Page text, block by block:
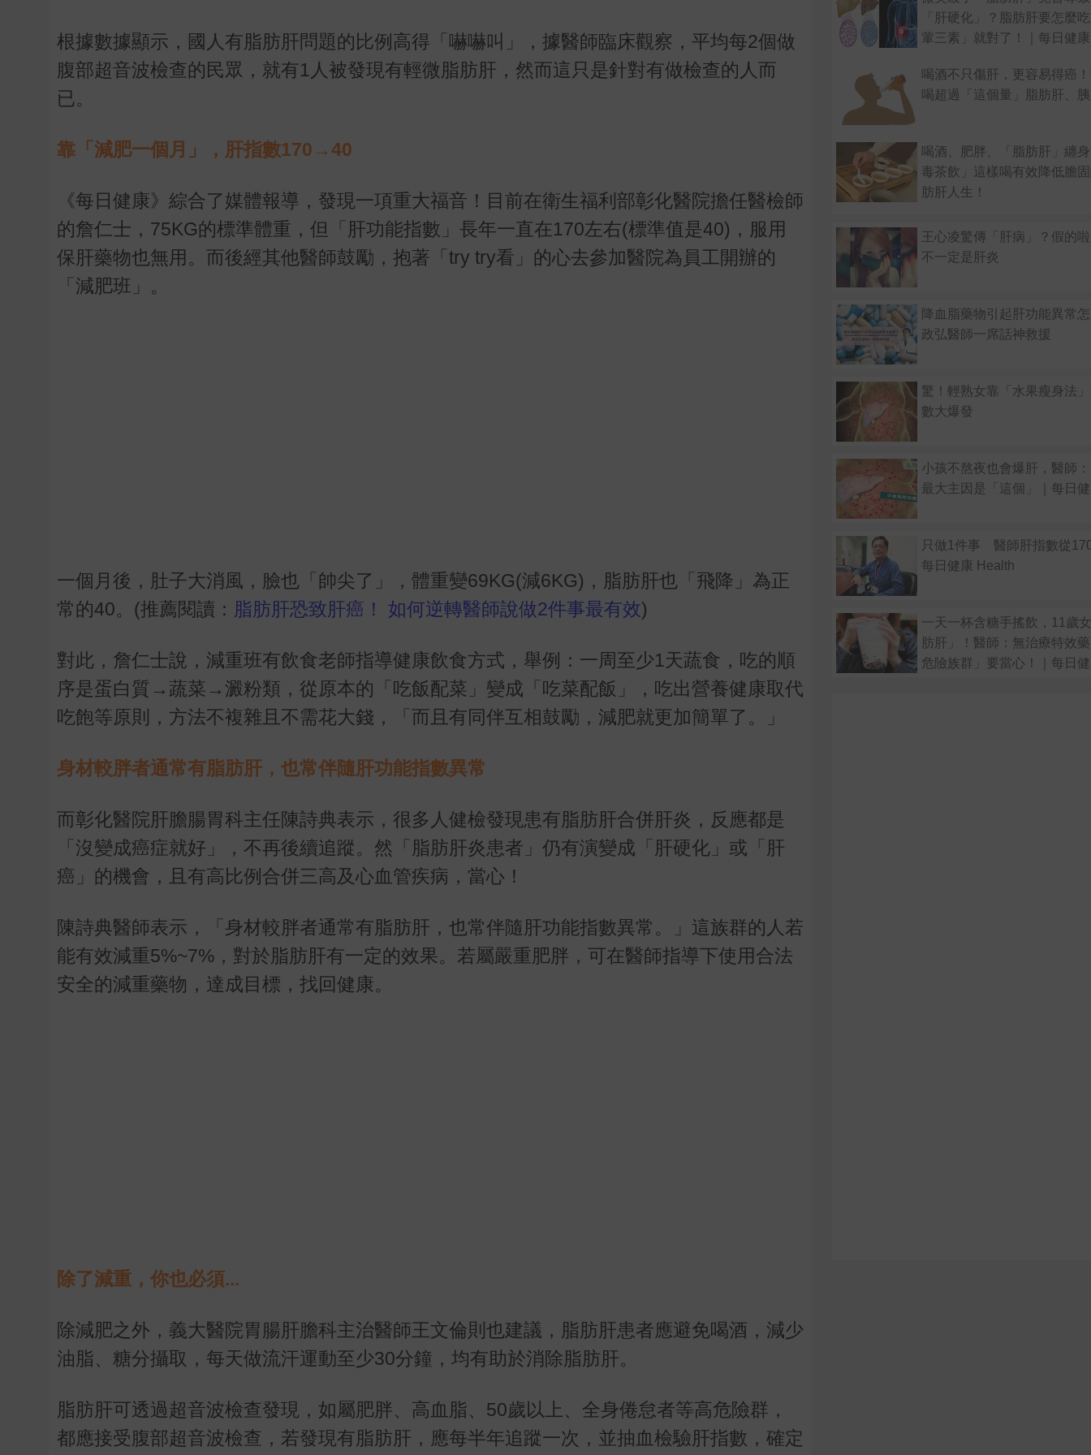
根據數據顯示，國人有脂肪肝問題的比例高得「嚇嚇叫」，據醫師臨床觀察，平均每2個做
腹部超音波檢查的民眾，就有1 人被發現有輕微脂肪肝，然而這只是針對有做檢查的人而
已。
靠「減肥一個月」，肝指數170→40
《每日健康》綜合了媒體報導，發現一項重大福音！目前在衛生福利部彰化醫院擔任醫檢師
的詹仁士， 75KG的標準體重，但「肝功能指數」長年一直在170左右(標準值是40) ，服用
保肝藥物也無用。而後經其他醫師鼓勵，抱著「 try try看」的心去參加醫院為員工開辦的
「減肥班」。
一個月後，肚子大消風，臉也「帥尖了」，體重變69KG(減6KG) ，脂肪肝也「飛降」為正
常的40。(推薦閱讀： 脂肪肝恐致肝癌！ 如何逆轉醫師說做2件事最有效)
對此，詹仁士說，減重班有飲食老師指導健康飲食方式，舉例：一周至少1天蔬食，吃的順
序是蛋白質 →蔬菜 → 澱粉類，從原本的「吃飯配菜」變成「吃菜配飯」，吃出營養健康取代
吃飽等原則，方法不複雜且不需花大錢，「而且有同伴互相鼓勵，減肥就更加簡單了。」
身材較胖者通常有脂肪肝，也常伴隨肝功能指數異常
而彰化醫院肝膽腸胃科主任陳詩典表示，很多人健檢發現患有脂肪肝合併肝炎，反應都是
「沒變成癌症就好」，不再後續追蹤。然「脂肪肝炎患者」仍有演變成「肝硬化」或「肝
癌」的機會，且有高比例合併三高及心血管疾病，當心！
陳詩典醫師表示，「身材較胖者通常有脂肪肝，也常伴隨肝功能指數異常。」這族群的人若
能有效減重5%~7%，對於脂肪肝有一定的效果。若屬嚴重肥胖，可在醫師指導下使用合法
安全的減重藥物，達成目標，找回健康。
除了減重，你也必須...
除減肥之外，義大醫院胃腸肝膽科主治醫師王文倫則也建議，脂肪肝患者應避免喝酒，減少
油脂、糖分攝取，每天做流汗運動至少30分鐘，均有助於消除脂肪肝。
脂肪肝可透過超音波檢查發現，如屬肥胖、高血脂、 50歲以上、全身倦怠者等高危險群，
都應接受腹部超音波檢查，若發現有脂肪肝，應每半年追蹤一次，並抽血檢驗肝指數，確定
「肝硬化」？脂肪肝要怎麼
葷三素」就對了！｜每日健
喝酒不只傷肝，更容易得癌
喝超過「這個量」脂肪肝、
喝酒、肥胖、「脂肪肝」纏
毒茶飲」這樣喝有效降低膽
肪肝人生！
王心凌驚傳「肝病」？假的
不一定是肝炎
降血脂藥物引起肝功能異常
政弘醫師一席話神救援
驚！輕熟女靠「水果瘦身法
數大爆發
小孩不熬夜也會爆肝，醫師
最大主因是「這個」｜每日
只做1件事 醫師肝指數從
每日健康 Health
一天一杯含糖手搖飲，11歲
肪肝」！醫師：無治療特效
危險族群」要當心！｜每日